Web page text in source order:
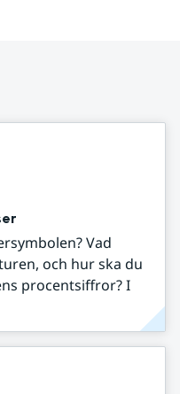
Vad
och hur ska du
procentsiffror? I